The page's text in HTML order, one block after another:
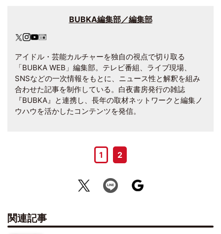
BUBKA編集部／編集部
アイドル・芸能カルチャーを独自の視点で切り取る
「BUBKA WEB」編集部。テレビ番組、ライブ現場、
SNSなどの一次情報をもとに、ニュース性と解釈を組み
合わせた記事を制作している。白夜書房発行の雑誌
『BUBKA』と連携し、長年の取材ネットワークと編集ノ
ウハウを活かしたコンテンツを発信。
1 2
関連記事